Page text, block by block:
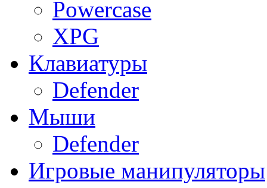
Powercase
XPG
Клавиатуры
Defender
Мыши
Defender
Игровые манипуляторы